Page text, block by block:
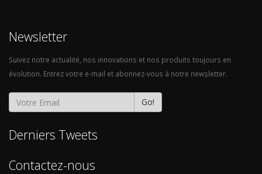
Newsletter
Suivez notre actualité, nos innovations et nos produits toujours en
évolution. Entrez votre e-mail et abonnez-vous à notre newsletter.
Go!
Derniers Tweets
Contactez-nous